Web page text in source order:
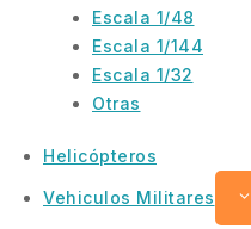
Escala 1/48
Escala 1/144
Escala 1/32
Otras
Helicópteros
Vehiculos Militares